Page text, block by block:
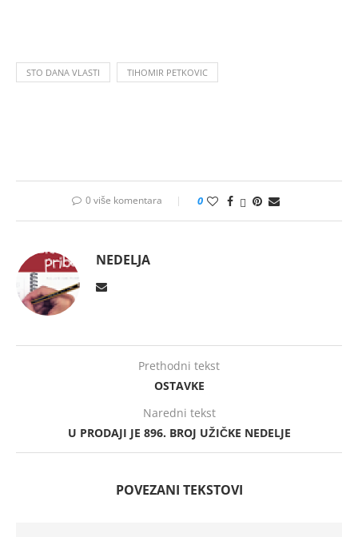
STO DANA VLASTI TIHOMIR PETKOVIC
0 više komentara 0
NEDELJA
Prethodni tekst
OSTAVKE
Naredni tekst
U PRODAJI JE 896. BROJ UŽIČKE NEDELJE
POVEZANI TEKSTOVI